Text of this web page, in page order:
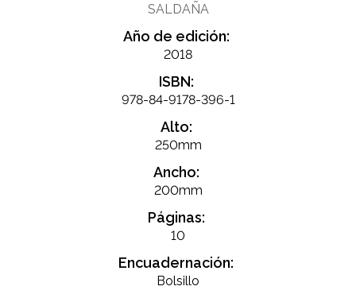
SALDAÑA
Año de edición:
2018
ISBN:
978-84-9178-396-1
Alto:
250mm
Ancho:
200mm
Páginas:
10
Encuadernación:
Bolsillo